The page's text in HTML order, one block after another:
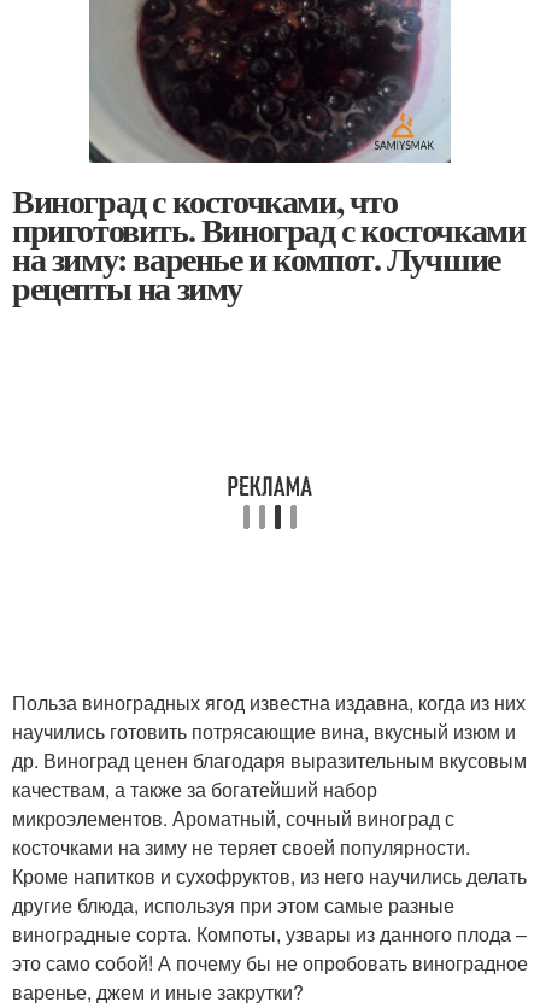
Виноград с косточками, что
приготовить. Виноград с косточками
на зиму: варенье и компот. Лучшие
рецепты на зиму
Польза виноградных ягод известна издавна, когда из них
научились готовить потрясающие вина, вкусный изюм и
др. Виноград ценен благодаря выразительным вкусовым
качествам, а также за богатейший набор
микроэлементов. Ароматный, сочный виноград с
косточками на зиму не теряет своей популярности.
Кроме напитков и сухофруктов, из него научились делать
другие блюда, используя при этом самые разные
виноградные сорта. Компоты, узвары из данного плода –
это само собой! А почему бы не опробовать виноградное
варенье, джем и иные закрутки?